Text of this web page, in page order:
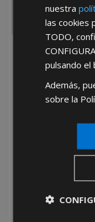
He leído
*Abstenerse
nuestra
las cookies
TODO,
pulsando el
Además,
sobre la